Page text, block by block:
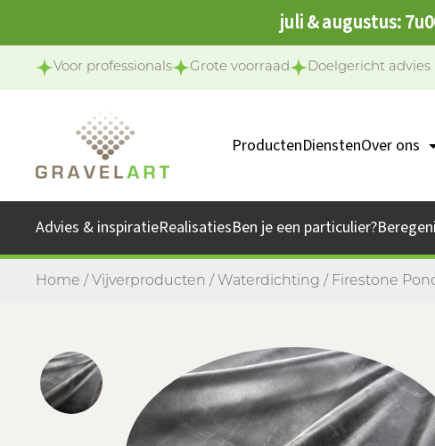
juli & augustus:
Voor professionals Grote voorraad Doelgericht advies
ProductenDienstenOver ons
Jobs
Advies & inspiratieRealisatiesBen je een particulier?
Home / Vijverproducten / Waterdichting / Firestone